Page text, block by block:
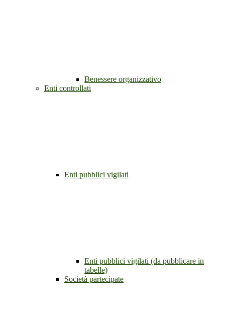
Benessere organizzativo
Enti controllati
Enti pubblici vigilati
Enti pubblici vigilati (da pubblicare in
tabelle)
Società partecipate